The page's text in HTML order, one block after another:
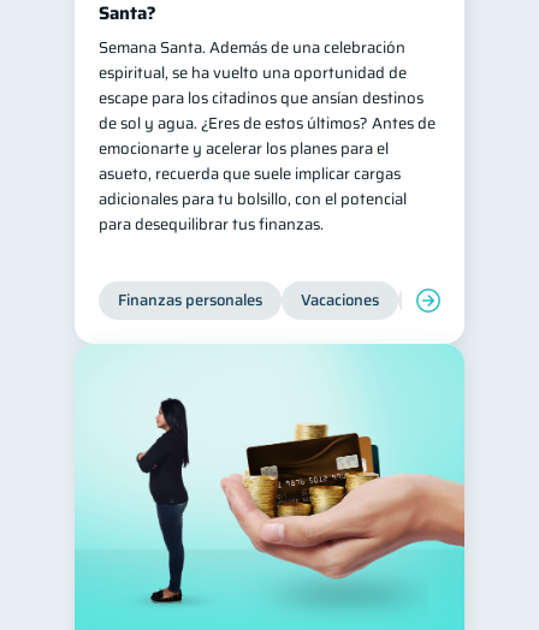
Santa?
Semana Santa. Además de una celebración
espiritual, se ha vuelto una oportunidad de
escape para los citadinos que ansían destinos
de sol y agua. ¿Eres de estos últimos? Antes de
emocionarte y acelerar los planes para el
asueto, recuerda que suele implicar cargas
adicionales para tu bolsillo, con el potencial
para desequilibrar tus finanzas.
Finanzas personales Vacaciones Organización